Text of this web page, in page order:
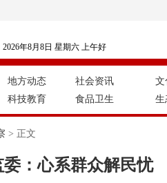
2026年8月8日 星期六 上午好
地方动态
社会资讯
科技教育 食品卫生
文
生
> 正文
：心系群众解民忧